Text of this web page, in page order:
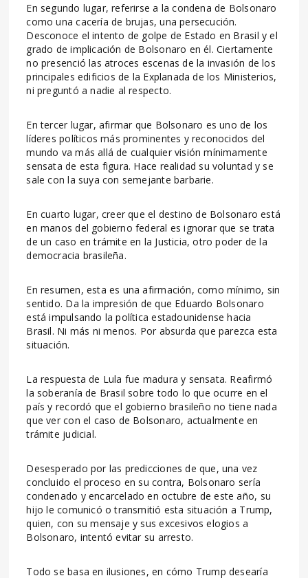
En segundo lugar, referirse a la condena de Bolsonaro
como una cacería de brujas, una persecución.
Desconoce el intento de golpe de Estado en Brasil y el
grado de implicación de Bolsonaro en él. Ciertamente
no presenció las atroces escenas de la invasión de los
principales edificios de la Explanada de los Ministerios,
ni preguntó a nadie al respecto.
En tercer lugar, afirmar que Bolsonaro es uno de los
líderes políticos más prominentes y reconocidos del
mundo va más allá de cualquier visión mínimamente
sensata de esta figura. Hace realidad su voluntad y se
sale con la suya con semejante barbarie.
En cuarto lugar, creer que el destino de Bolsonaro está
en manos del gobierno federal es ignorar que se trata
de un caso en trámite en la Justicia, otro poder de la
democracia brasileña.
En resumen, esta es una afirmación, como mínimo, sin
sentido. Da la impresión de que Eduardo Bolsonaro
está impulsando la política estadounidense hacia
Brasil. Ni más ni menos. Por absurda que parezca esta
situación.
La respuesta de Lula fue madura y sensata. Reafirmó
la soberanía de Brasil sobre todo lo que ocurre en el
país y recordó que el gobierno brasileño no tiene nada
que ver con el caso de Bolsonaro, actualmente en
trámite judicial.
Desesperado por las predicciones de que, una vez
concluido el proceso en su contra, Bolsonaro sería
condenado y encarcelado en octubre de este año, su
hijo le comunicó o transmitió esta situación a Trump,
quien, con su mensaje y sus excesivos elogios a
Bolsonaro, intentó evitar su arresto.
Todo se basa en ilusiones, en cómo Trump desearía